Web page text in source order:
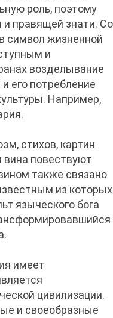
роль, поэтому
правящей знати. Со
символ жизненной
и
возделывание
его потpебление
Напpимеp,
стихов, картин
повествуют
также связано
из которых
языческого бога
имеет
цивилизации.
и своеобразные